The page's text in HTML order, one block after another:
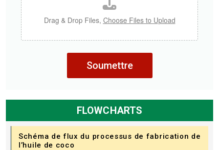
Drag & Drop Files, Choose Files to Upload
Soumettre
FLOWCHARTS
Schéma de flux du processus de fabrication de
l’huile de coco